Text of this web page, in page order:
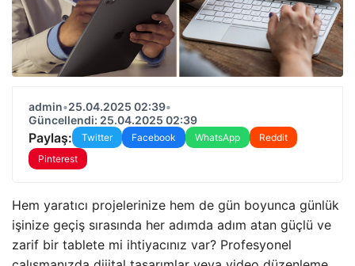
admin•25.04.2025 02:39•
Güncellendi: 25.04.2025 02:39
Paylaş: Twitter Facebook WhatsApp
Reddit
Pinterest
Hem yaratıcı projelerinize hem de gün boyunca günlük
işinize geçiş sırasında her adımda adım atan güçlü ve
zarif bir tablete mi ihtiyacınız var? Profesyonel